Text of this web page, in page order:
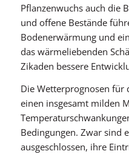
Pflanzenwuchs auch die
und offene Bestände
Bodenerwärmung und
das wärmeliebenden
Zikaden bessere
Die Wetterprognosen für
einen insgesamt milden
Bedingungen. Zwar sind
ausgeschlossen, ihre